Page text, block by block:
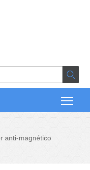

anti-magnético